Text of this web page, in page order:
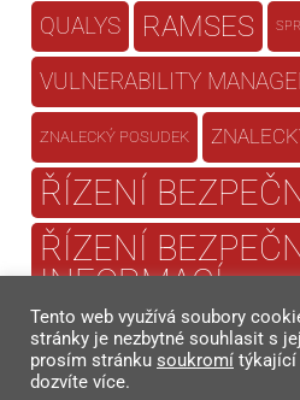
QUALYS RAMSES
VULNERABILITY
ZNALECKÝ POSUDEK
ŘÍZENÍ
ŘÍZENÍ
INFORMACÍ
ŘÍZENÍ
Tento web využívá soubory
stránky je nezbytné souhlasit s
prosím stránku soukromí týkající
dozvíte více.